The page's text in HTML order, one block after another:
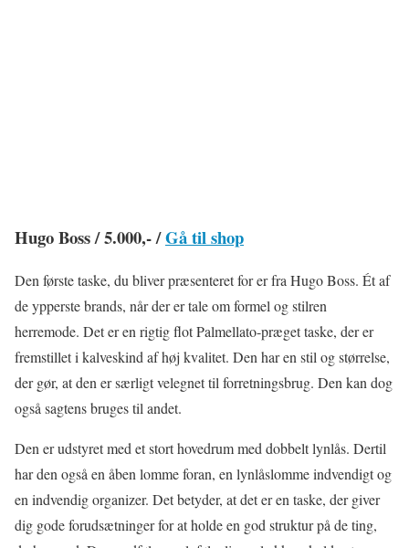
Hugo Boss / 5.000,- /Gå til shop
Den første taske, du bliver præsenteret for er fra Hugo Boss. Ét af
de ypperste brands, når der er tale om formel og stilren
herremode. Det er en rigtig flot Palmellato-præget taske, der er
fremstillet i kalveskind af høj kvalitet. Den har en stil og størrelse,
der gør, at den er særligt velegnet til forretningsbrug. Den kan dog
også sagtens bruges til andet.
Den er udstyret med et stort hovedrum med dobbelt lynlås. Dertil
har den også en åben lomme foran, en lynlåslomme indvendigt og
en indvendig organizer. Det betyder, at det er en taske, der giver
dig gode forudsætninger for at holde en god struktur på de ting,